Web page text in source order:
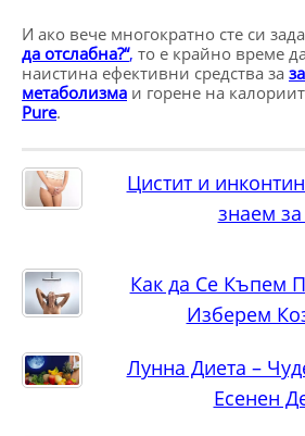
И ако вече многократно сте си
да отслабна?“, то е крайно време
наистина ефективни средства за
метаболизма и горене на
Pure.
Цистит и
знаем за
Как да Се Къпем
Изберем
Лунна Диета –
Есенен